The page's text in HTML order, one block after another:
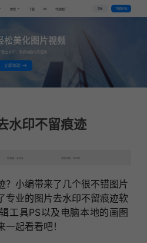
教程 下载 VIP 代理推广 登录 下载客户端
松美化图片视频
键去水印，手机电脑均可使用
立即体验
水印不留痕迹
发表者：水印云 浏览次数：6782次
？小编带来了几个很不错图片
专业的图片去水印不留痕迹软
工具PS以及电脑本地的画图
起看看吧！